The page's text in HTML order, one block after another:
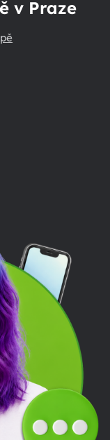
v Praze